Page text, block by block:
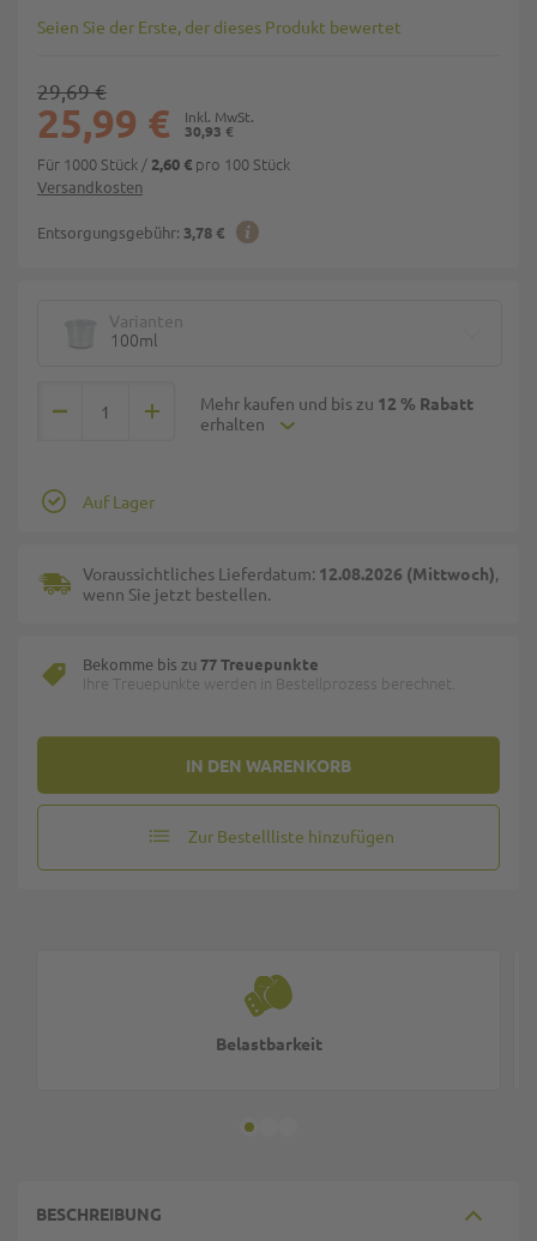
Seien Sie der Erste, der dieses Produkt bewertet
Versandkosten
Entsorgungsgebühr: 3,78 €
30,93 €
25,99 €
29,69 €
Für 1000 Stück / 2,60 € pro 100 Stück
Varianten
100ml
Mehr kaufen und bis zu 12 % Rabatt
erhalten
IN DEN WARENKORB
Auf Lager
Voraussichtliches Lieferdatum: 12.08.2026 (Mittwoch),
wenn Sie jetzt bestellen.
Bekomme bis zu 77 Treuepunkte
Ihre Treuepunkte werden in Bestellprozess berechnet.
Zur Bestellliste hinzufügen
Belastbarkeit
BESCHREIBUNG